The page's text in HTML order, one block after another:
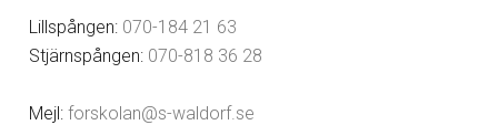
Lillspången: 070-184 21 63
Stjärnspången: 070-818 36 28
Mejl:forskolan@s-waldorf.se